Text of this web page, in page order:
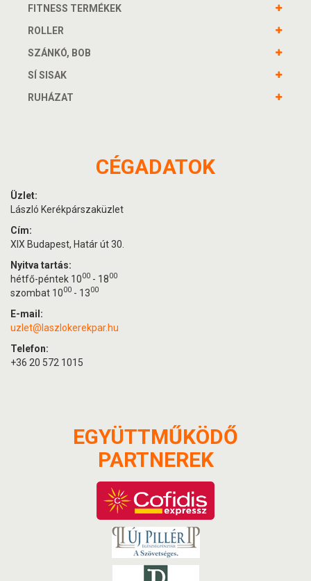
FITNESS TERMÉKEK
ROLLER
SZÁNKÓ, BOB
SÍ SISAK
RUHÁZAT
CÉGADATOK
Üzlet:
László Kerékpárszaküzlet
Cím:
XIX Budapest, Határ út 30.
Nyitva tartás:
hétfő-péntek 1000 - 1800
szombat 1000 - 1300
E-mail:
uzlet@laszlokerekpar.hu
Telefon:
+36 20 572 1015
EGYÜTTMŰKÖDŐ
PARTNEREK